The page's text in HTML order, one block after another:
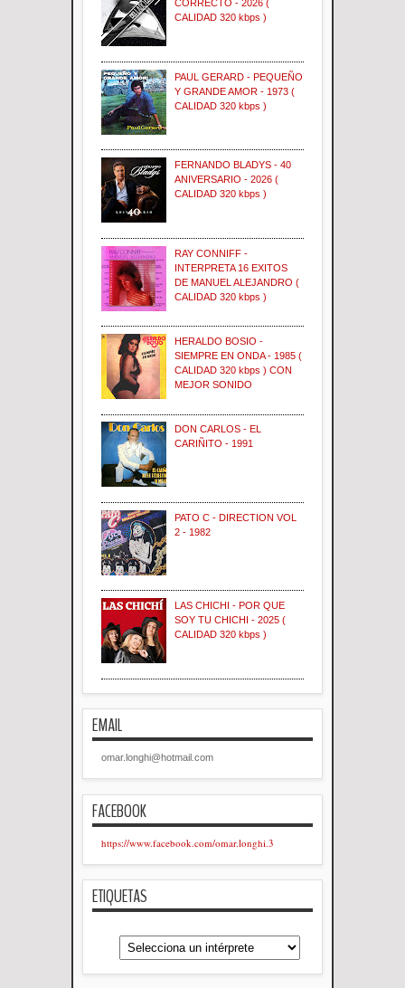
CORRECTO - 2026 (
CALIDAD 320 kbps )
PAUL GERARD - PEQUEÑO
Y GRANDE AMOR - 1973 (
CALIDAD 320 kbps )
FERNANDO BLADYS - 40
ANIVERSARIO - 2026 (
CALIDAD 320 kbps )
RAY CONNIFF -
INTERPRETA 16 EXITOS
DE MANUEL ALEJANDRO (
CALIDAD 320 kbps )
HERALDO BOSIO -
SIEMPRE EN ONDA - 1985 (
CALIDAD 320 kbps ) CON
MEJOR SONIDO
DON CARLOS - EL
CARIÑITO - 1991
PATO C - DIRECTION VOL
2 - 1982
LAS CHICHI - POR QUE
SOY TU CHICHI - 2025 (
CALIDAD 320 kbps )
EMAIL
omar.longhi@hotmail.com
FACEBOOK
https://www.facebook.com/omar.longhi.3
ETIQUETAS